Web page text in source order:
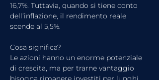
16,7%. Tuttavia, quando si tiene conto
dell’inflazione, il rendimento reale
scende al 5,5%.
Cosa significa?
Le azioni hanno un enorme potenziale
di crescita, ma per trarne vantaggio